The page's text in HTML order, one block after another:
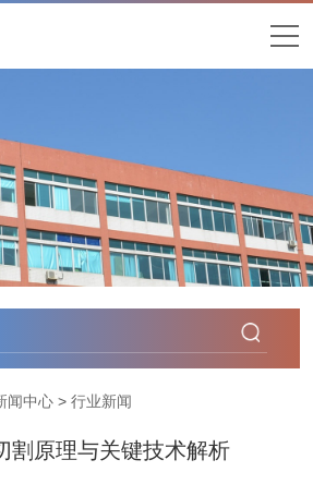
闻中心 > 行业新闻
割原理与关键技术解析